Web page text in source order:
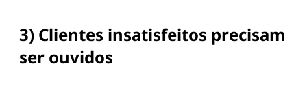
3) Clientes insatisfeitos precisam
ser ouvidos